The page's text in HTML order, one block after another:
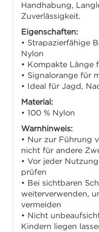
Handhabung,
Zuverlässigkeit.
Eigenschaften:
• Strapazierfähige
Nylon
• Kompakte Länge
• Signalorange für
• Ideal für Jagd,
Material:
• 100 % Nylon
Warnhinweis:
• Nur zur Führung
nicht für andere
• Vor jeder
prüfen
• Bei sichtbaren
weiterverwenden,
vermeiden
• Nicht
Kindern liegen